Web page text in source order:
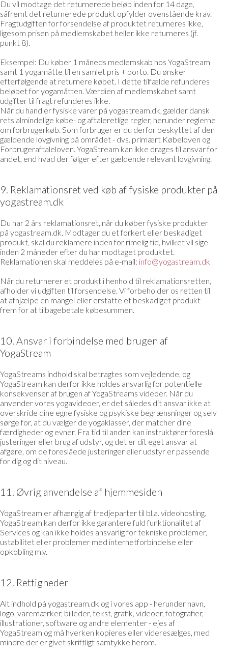
Du vil modtage det returnerede beløb inden for 14 dage,
såfremt det returnerede produkt opfylder ovenstående krav.
Fragtudgiften for forsendelse af produktet returneres ikke,
ligesom prisen på medlemskabet heller ikke returneres (jf.
punkt 8).
Eksempel: Du køber 1 måneds medlemskab hos YogaStream
samt 1 yogamåtte til en samlet pris + porto. Du ønsker
efterfølgende at returnere købet. I dette tilfælde refunderes
beløbet for yogamåtten. Værdien af medlemskabet samt
udgifter til fragt refunderes ikke.
Når du handler fysiske varer på yogastream.dk, gælder dansk
rets almindelige købe- og aftaleretlige regler, herunder reglerne
om forbrugerkøb. Som forbruger er du derfor beskyttet af den
gældende lovgivning på området - dvs. primært Købeloven og
Forbrugeraftaleloven. YogaStream kan ikke drages til ansvar for
andet, end hvad der følger efter gældende relevant lovgivning.
9. Reklamationsret ved køb af fysiske produkter på
yogastream.dk
Du har 2 års reklamationsret, når du køber fysiske produkter
på yogastream.dk. Modtager du et forkert eller beskadiget
produkt, skal du reklamere inden for rimelig tid, hvilket vil sige
inden 2 måneder efter du har modtaget produktet.
Reklamationen skal meddeles på e-mail: info@yogastream.dk
Når du returnerer et produkt i henhold til reklamationsretten,
afholder vi udgiften til forsendelse. Vi forbeholder os retten til
at afhjælpe en mangel eller erstatte et beskadiget produkt
frem for at tilbagebetale købesummen.
10. Ansvar i forbindelse med brugen af
YogaStream
YogaStreams indhold skal betragtes som vejledende, og
YogaStream kan derfor ikke holdes ansvarlig for potentielle
konsekvenser af brugen af YogaStreams videoer. Når du
anvender vores yogavideoer, er det således dit ansvar ikke at
overskride dine egne fysiske og psykiske begrænsninger og selv
sørge for, at du vælger de yogaklasser, der matcher dine
færdigheder og evner. Fra tid til anden kan instruktører foreslå
justeringer eller brug af udstyr, og det er dit eget ansvar at
afgøre, om de foreslåede justeringer eller udstyr er passende
for dig og dit niveau.
11. Øvrig anvendelse af hjemmesiden
YogaStream er afhængig af tredjeparter til bl.a. videohosting.
YogaStream kan derfor ikke garantere fuld funktionalitet af
Services og kan ikke holdes ansvarlig for tekniske problemer,
ustabilitet eller problemer med internetforbindelse eller
opkobling m.v.
12. Rettigheder
Alt indhold på yogastream.dk og i vores app - herunder navn,
logo, varemærker, billeder, tekst, grafik, videoer, fotografier,
illustrationer, software og andre elementer - ejes af
YogaStream og må hverken kopieres eller videresælges, med
mindre der er givet skriftligt samtykke herom.